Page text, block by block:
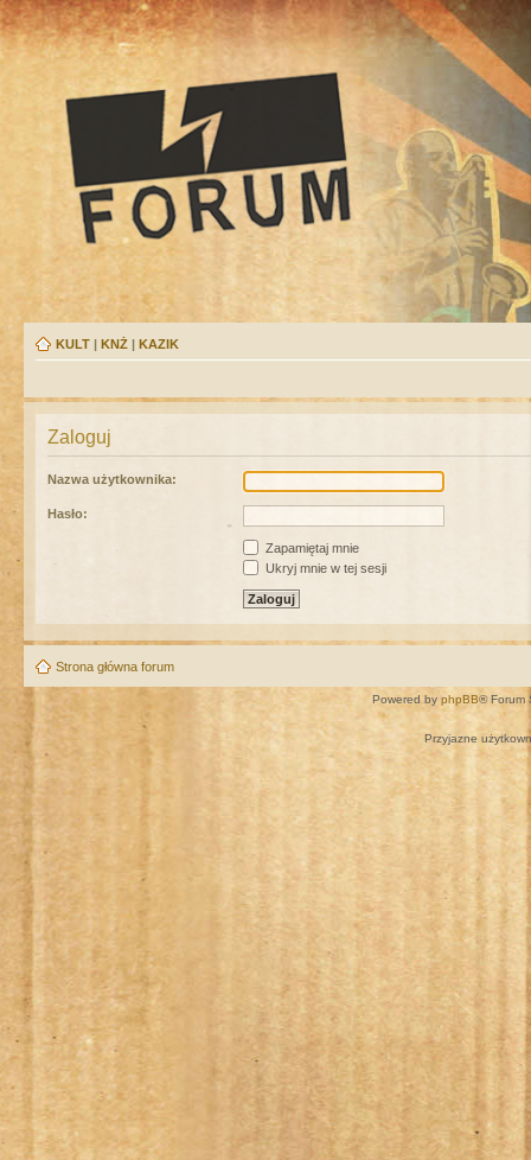
KULT | KNŻ | KAZIK
Zaloguj
Nazwa użytkownika:
Hasło:
Zapamiętaj mnie
Ukryj mnie w tej sesji
Strona główna forum
Powered by phpBB® Forum
Przyjazne